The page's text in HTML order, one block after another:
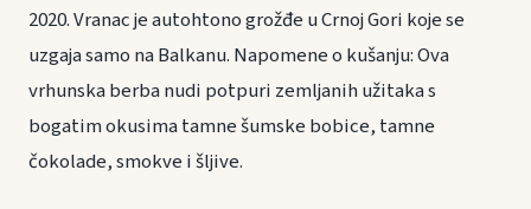
2020. Vranac je autohtono grožđe u Crnoj Gori koje se
uzgaja samo na Balkanu. Napomene o kušanju: Ova
vrhunska berba nudi potpuri zemljanih užitaka s
bogatim okusima tamne šumske bobice, tamne
čokolade, smokve i šljive.